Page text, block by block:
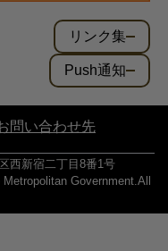
リンク集
Push通知
問い合わせ先
西新宿二丁目8番1号
Government.All